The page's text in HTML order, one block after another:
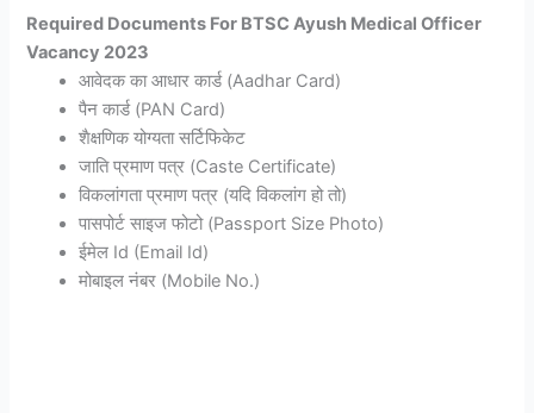
Required Documents For BTSC Ayush Medical Officer
Vacancy 2023
आवेदक का आधार कार्ड (Aadhar Card)
पैन कार्ड (PAN Card)
शैक्षणिक योग्यता सर्टिफिकेट
जाति प्रमाण पत्र (Caste Certificate)
विकलांगता प्रमाण पत्र (यदि विकलांग हो तो)
पासपोर्ट साइज फोटो (Passport Size Photo)
ईमेल Id (Email Id)
मोबाइल नंबर (Mobile No.)